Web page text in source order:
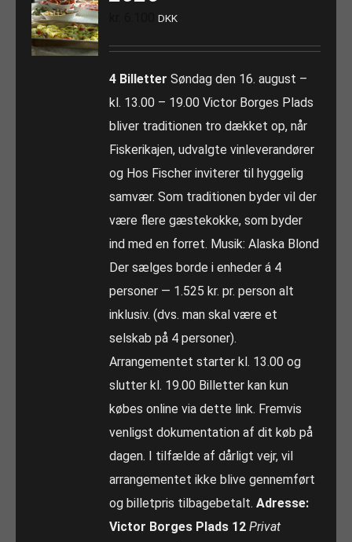
DKK
4 Billetter Søndag den 16. august –
kl. 13.00 – 19.00 Victor Borges Plads
bliver traditionen tro dækket op, når
Fiskerikajen, udvalgte vinleverandører
og Hos Fischer inviterer til hyggelig
samvær. Som traditionen byder vil der
være flere gæstekokke, som byder
ind med en forret. Musik: Alaska Blond
Der sælges borde i enheder á 4
personer — 1.525 kr. pr. person alt
inklusiv. (dvs. man skal være et
selskab på 4 personer).
Arrangementet starter kl. 13.00 og
slutter kl. 19.00 Billetter kan kun
købes online via dette link. Fremvis
venligst dokumentation af dit køb på
dagen. I tilfælde af dårligt vejr, vil
arrangementet ikke blive gennemført
og billetpris tilbagebetalt.Adresse:
Victor Borges Plads 12 Privat